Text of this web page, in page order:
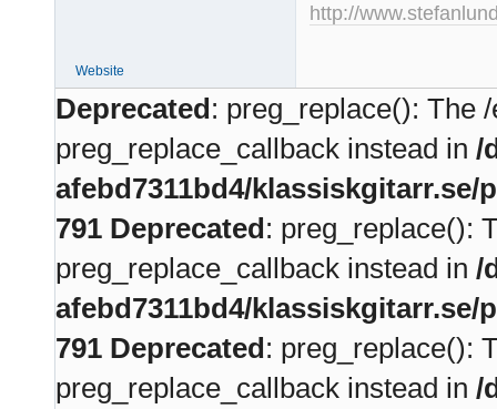
http://
Website
Deprecated: preg_replace(): The
preg_replace_callback instead in /
afebd7311bd4/
791 Deprecated: preg_replace():
preg_replace_callback instead in /
afebd7311bd4/
791 Deprecated: preg_replace():
preg_replace_callback instead in /